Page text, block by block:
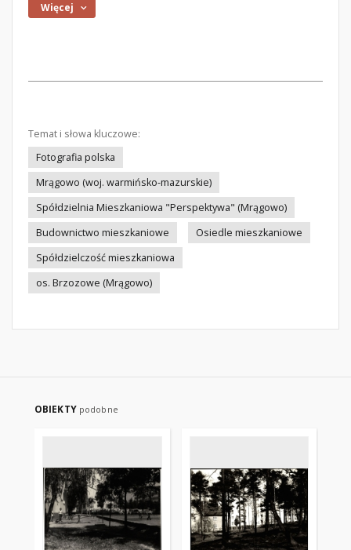
Więcej
Temat i słowa kluczowe:
Fotografia polska
Mrągowo (woj. warmińsko-mazurskie)
Spółdzielnia Mieszkaniowa "Perspektywa" (Mrągowo)
Budownictwo mieszkaniowe
Osiedle mieszkaniowe
Spółdzielczość mieszkaniowa
os. Brzozowe (Mrągowo)
OBIEKTY podobne